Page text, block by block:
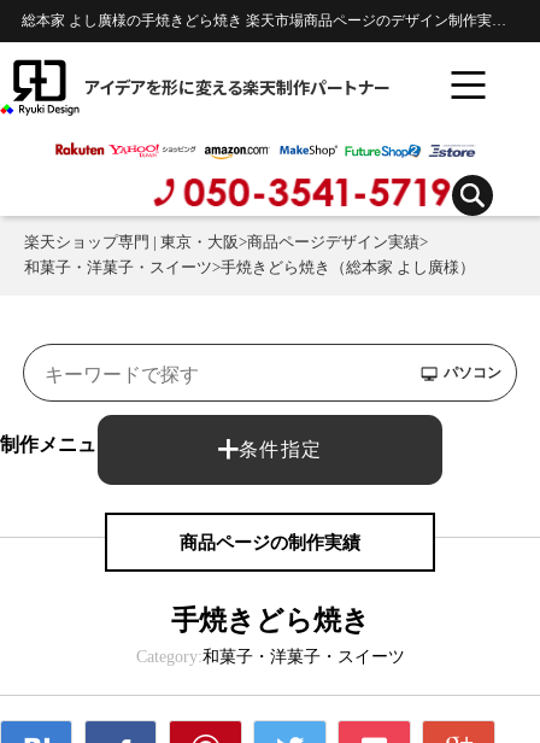
総本家 よし廣様の手焼きどら焼き 楽天市場商品ページのデザイン制作実績 | 和菓子・洋菓子・スイーツ
アイデアを形に変える楽天制作パートナー
楽天ショップ専門 | 東京・大阪>商品ページデザイン実績>
和菓子・洋菓子・スイーツ>手焼きどら焼き（総本家 よし廣様）
条件指定
パソコン
制作メニュー： 商品ページ
商品ページの制作実績
手焼きどら焼き
Category:和菓子・洋菓子・スイーツ